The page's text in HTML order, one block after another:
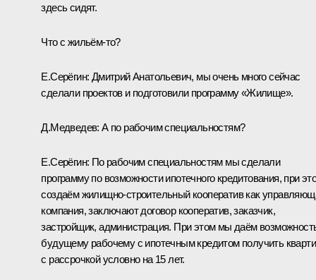
здесь сидят.
Что с жильём‑то?
Е.Серёгин: Дмитрий Анатольевич, мы очень много сейчас
сделали проектов и подготовили программу «Жилище».
Д.Медведев:А по рабочим специальностям?
Е.Серёгин: По рабочим специальностям мы сделали
программу по возможности ипотечного кредитования, при
создаём жилищно-строительный кооператив как
компания, заключают договор кооператив, заказчик,
застройщик, администрация. При этом мы даём
будущему рабочему с ипотечным кредитом получить
с рассрочкой условно на 15 лет.